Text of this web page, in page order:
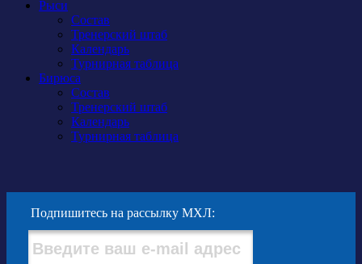
Рыси
Состав
Тренерский штаб
Календарь
Турнирная таблица
Бирюса
Состав
Тренерский штаб
Календарь
Турнирная таблица
Подпишитесь на рассылку МХЛ: